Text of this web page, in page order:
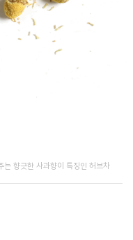
는 향긋한 사과향이 특징인 허브차